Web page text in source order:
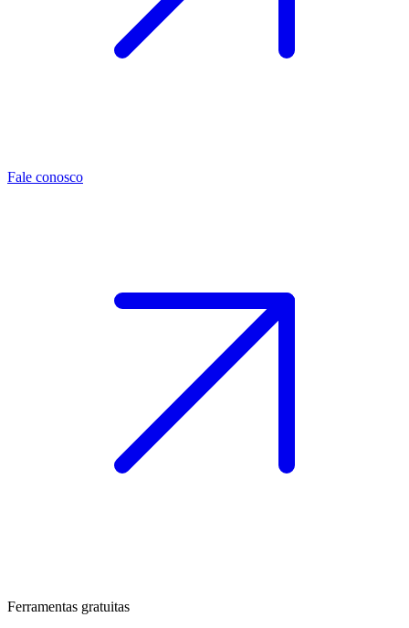
Fale conosco
Ferramentas gratuitas